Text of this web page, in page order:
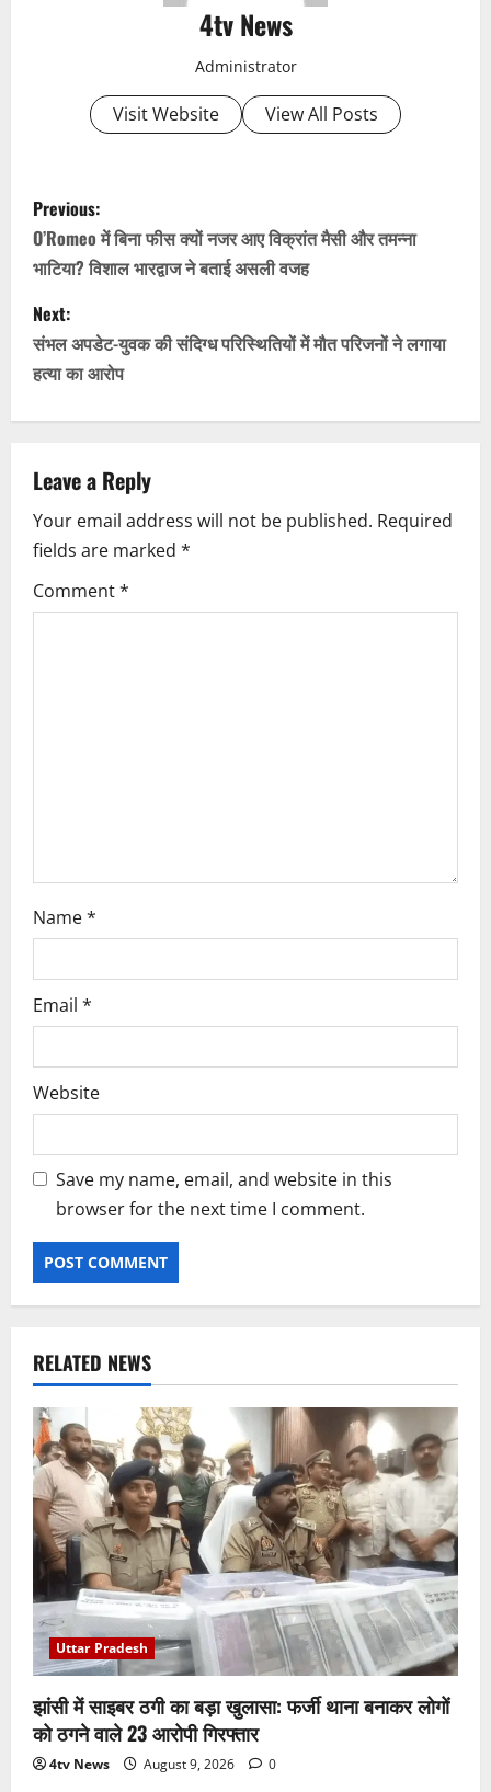
4tv News
Administrator
Visit Website View All Posts
P
o
s
t
n
a
v
i
g
a
Previous:
O’Romeo में बिना फीस क्यों नजर आए विक्रांत मैसी और तमन्ना
भाटिया? विशाल भारद्वाज ने बताई असली वजह
Next:
संभल अपडेट-युवक की संदिग्ध परिस्थितियों में मौत परिजनों ने लगाया
हत्या का आरोप
Leave a Reply
Your email address will not be published. Required
fields are marked *
Comment*
Name*
Email *
Website
Save my name, email, and website in this
browser for the next time I comment.
RELATED NEWS
Uttar Pradesh
झांसी में साइबर ठगी का बड़ा खुलासा: फर्जी थाना बनाकर लोगों
को ठगने वाले 23 आरोपी गिरफ्तार
4tv News August 9, 2026 0